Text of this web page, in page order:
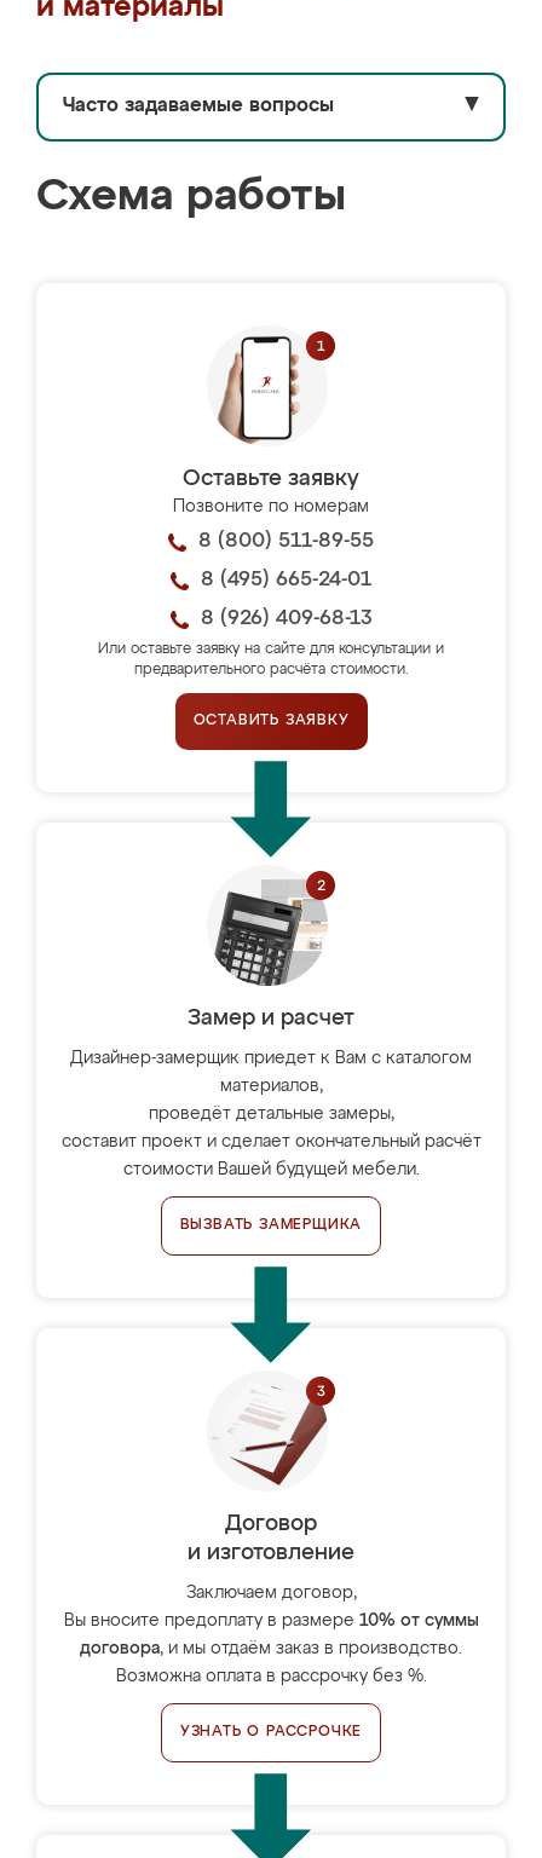
и материалы
Часто задаваемые вопросы ▼
Схема работы
Оставьте заявку
Позвоните по номерам
8 (800) 511-89-55
8 (495) 665-24-01
8 (926) 409-68-13
Или оставьте заявку на сайте для консультации и
предварительного расчёта стоимости.
ОСТАВИТЬ ЗАЯВКУ
Замер и расчет
Дизайнер-замерщик приедет к Вам с каталогом
материалов,
проведёт детальные замеры,
составит проект и сделает окончательный расчёт
стоимости Вашей будущей мебели.
ВЫЗВАТЬ ЗАМЕРЩИКА
Договор
и изготовление
Заключаем договор,
Вы вносите предоплату в размере 10% от суммы
договора, и мы отдаём заказ в производство.
Возможна оплата в рассрочку без %.
УЗНАТЬ О РАССРОЧКЕ